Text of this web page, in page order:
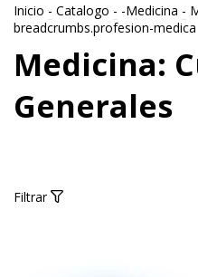
Inicio - Catalogo - -Medicina -
breadcrumbs.profesion-medica
Medicina:
Generales
Filtrar